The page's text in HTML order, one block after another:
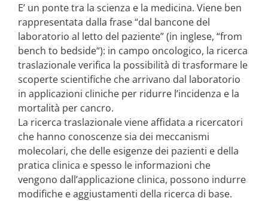
E’ un ponte tra la scienza e la medicina. Viene ben
rappresentata dalla frase “dal bancone del
laboratorio al letto del paziente” (in inglese, “from
bench to bedside“): in campo oncologico, la ricerca
traslazionale verifica la possibilità di trasformare le
scoperte scientifiche che arrivano dal laboratorio
in applicazioni cliniche per ridurre l’incidenza e la
mortalità per cancro.
La ricerca traslazionale viene affidata a ricercatori
che hanno conoscenze sia dei meccanismi
molecolari, che delle esigenze dei pazienti e della
pratica clinica e spesso le informazioni che
vengono dall’applicazione clinica, possono indurre
modifiche e aggiustamenti della ricerca di base.